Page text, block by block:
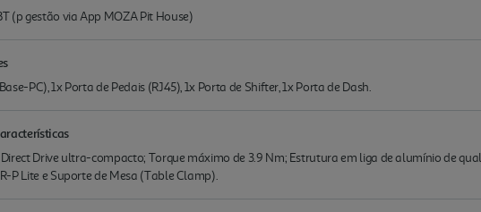
(p gestão via App MOZA Pit House)
PC), 1x Porta de Pedais (RJ45), 1x Porta de Shifter, 1x Porta de Dash.
Drive ultra-compacto; Torque máximo de 3.9 Nm; Estrutura em liga de alumínio de
P Lite e Suporte de Mesa (Table Clamp).